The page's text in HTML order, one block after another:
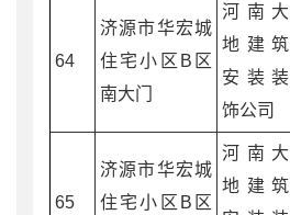
64
济源市华宏城
住宅小区B区
南大门
河南大
地建筑
安装装
饰公司
65
济源市华宏城
住宅小区B区
河南大
地建筑